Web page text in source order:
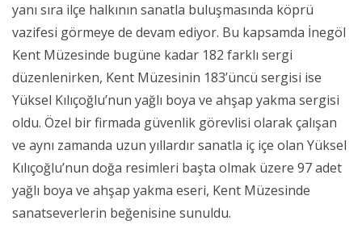
yanı sıra ilçe halkının sanatla buluşmasında köprü
vazifesi görmeye de devam ediyor. Bu kapsamda İnegöl
Kent Müzesinde bugüne kadar 182 farklı sergi
düzenlenirken, Kent Müzesinin 183’üncü sergisi ise
Yüksel Kılıçoğlu’nun yağlı boya ve ahşap yakma sergisi
oldu. Özel bir firmada güvenlik görevlisi olarak çalışan
ve aynı zamanda uzun yıllardır sanatla iç içe olan Yüksel
Kılıçoğlu’nun doğa resimleri başta olmak üzere 97 adet
yağlı boya ve ahşap yakma eseri, Kent Müzesinde
sanatseverlerin beğenisine sunuldu.